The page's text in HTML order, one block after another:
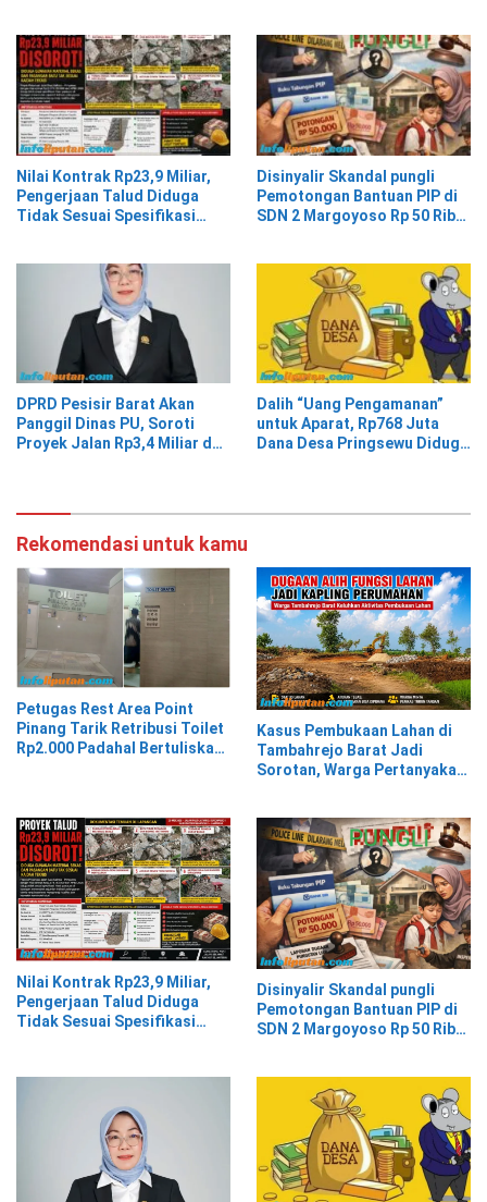
Nilai Kontrak Rp23,9 Miliar,
Pengerjaan Talud Diduga
Tidak Sesuai Spesifikasi
Disinyalir Skandal pungli
Pemotongan Bantuan PIP di
SDN 2 Margoyoso Rp 50 Ribu
DPRD Pesisir Barat Akan
Panggil Dinas PU, Soroti
Proyek Jalan Rp3,4 Miliar dan
Dalih “Uang Pengamanan”
untuk Aparat, Rp768 Juta
Dana Desa Pringsewu Diduga
Rekomendasi untuk kamu
Petugas Rest Area Point
Pinang Tarik Retribusi Toilet
Rp2.000 Padahal Bertuliskan
Kasus Pembukaan Lahan di
Tambahrejo Barat Jadi
Sorotan, Warga Pertanyakan
Nilai Kontrak Rp23,9 Miliar,
Pengerjaan Talud Diduga
Tidak Sesuai Spesifikasi
Disinyalir Skandal pungli
Pemotongan Bantuan PIP di
SDN 2 Margoyoso Rp 50 Ribu